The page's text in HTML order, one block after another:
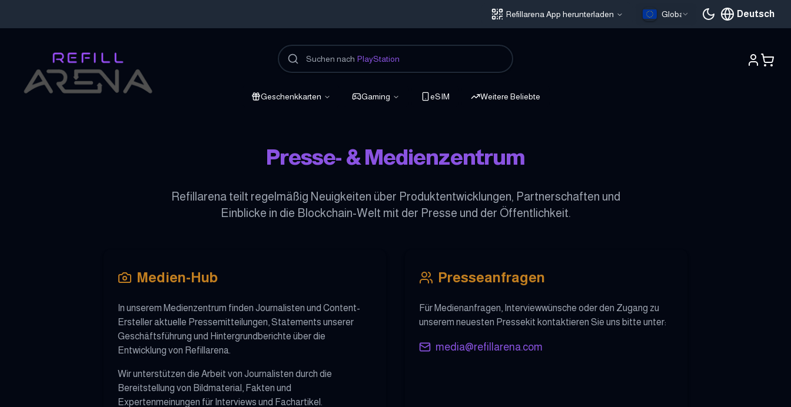
Refillarena App herunterladen Global Deutsch
Aktuelle Sprache
Suchen nach PlayStation
Geschenkkarten Gaming eSIM Weitere Beliebte
Presse- & Medienzentrum
Refillarena teilt regelmäßig Neuigkeiten über Produktentwicklungen, Partnerschaften und
Einblicke in die Blockchain-Welt mit der Presse und der Öffentlichkeit.
Medien-Hub
In unserem Medienzentrum finden Journalisten und Content-
Ersteller aktuelle Pressemitteilungen, Statements unserer
Geschäftsführung und Hintergrundberichte über die
Entwicklung von Refillarena.
Wir unterstützen die Arbeit von Journalisten durch die
Bereitstellung von Bildmaterial, Fakten und
Expertenmeinungen für Interviews und Fachartikel.
Presseanfragen
Für Medienanfragen, Interviewwünsche oder den Zugang zu
unserem neuesten Pressekit kontaktieren Sie uns bitte unter:
media@refillarena.com